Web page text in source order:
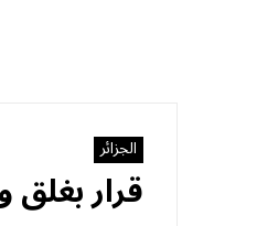
الجزائر
قرار بغلق